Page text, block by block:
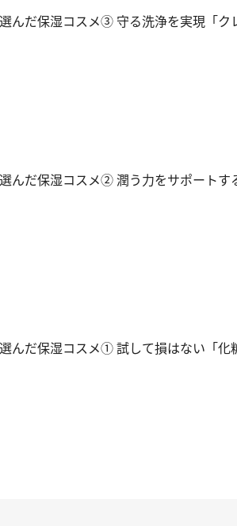
んだ保湿コスメ③ 守る洗浄を実現「ク
んだ保湿コスメ② 潤う力をサポートす
んだ保湿コスメ① 試して損はない「化